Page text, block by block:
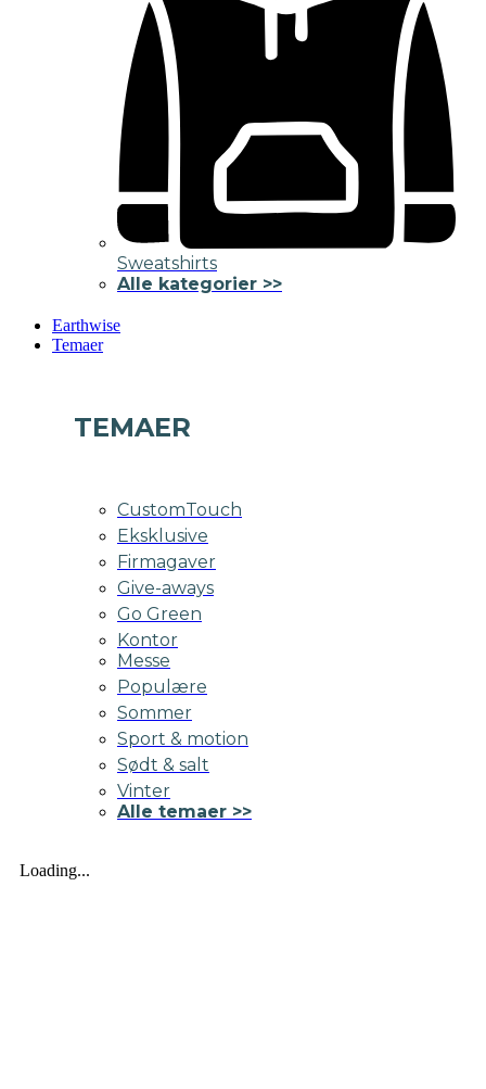
Sweatshirts
Alle kategorier >>
Earthwise
Temaer
TEMAER
CustomTouch
Eksklusive
Firmagaver
Give-aways
Go Green
Kontor
Messe
Populære
Sommer
Sport & motion
Sødt & salt
Vinter
Alle temaer >>
Loading...